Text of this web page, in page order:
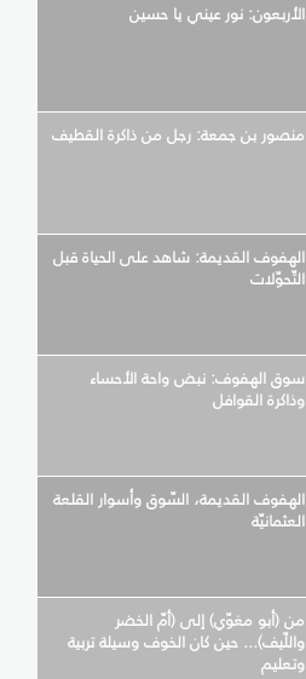
الأربعون: نور عيني يا حسين
منصور بن جمعة: رجل من ذاكرة القطيف
الهفوف القديمة: شاهد على الحياة قبل
التّحوّلات
سوق الهفوف: نبض واحة الأحساء
وذاكرة القوافل
الهفوف القديمة، السّوق وأسوار القلعة
العثمانيّة
من (أبو مغوّي) إلى (أمّ الخضر
واللّيف)... حين كان الخوف وسيلة تربية
وتعليم